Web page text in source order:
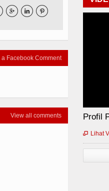
  
a Facebook Comment
View all comments Profil
 Lihat